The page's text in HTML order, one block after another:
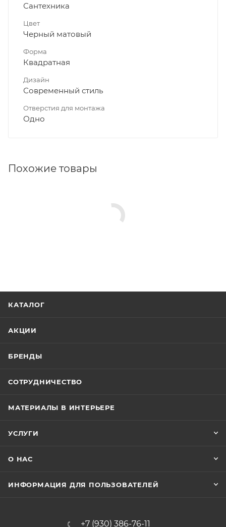
Сантехника
Цвет
Черный матовый
Форма
Квадратная
Дизайн
Современный стиль
Отверстия для монтажа
Одно
Похожие товары
КАТАЛОГ
АКЦИИ
БРЕНДЫ
СОТРУДНИЧЕСТВО
МАТЕРИАЛЫ В ИНТЕРЬЕРЕ
УСЛУГИ
О НАС
ИНФОРМАЦИЯ ДЛЯ ПОЛЬЗОВАТЕЛЕЙ
+7 (930) 386-76-11